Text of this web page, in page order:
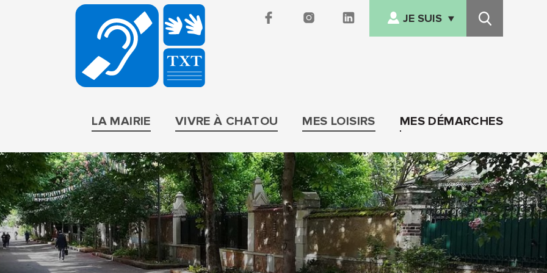
BRUITPARIF
FACEBOOK INSTAGRAMLINKEDIN JE SUIS
FAMILLE
Recherche
LA MAIRIE VIVRE À CHATOU MES LOISIRS MES DÉMARCHES